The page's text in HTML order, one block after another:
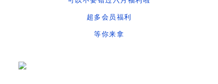
超多会员福利
等你来拿